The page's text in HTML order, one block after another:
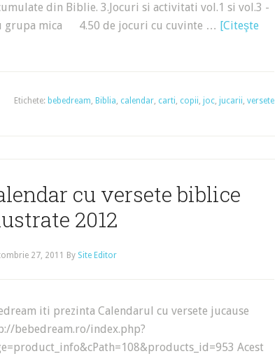
din Biblie. 3.Jocuri si activitati vol.1 si vol.3 -
grupa mica 4.50 de jocuri cu cuvinte … [Citeşte
Etichete: bebedream, Biblia, calendar, carti, copii, joc, jucarii, versete
cu versete biblice
2012
27, 2011 By Site Editor
iti prezinta Calendarul cu versete jucause
bebedream.ro/index.php?
Acest